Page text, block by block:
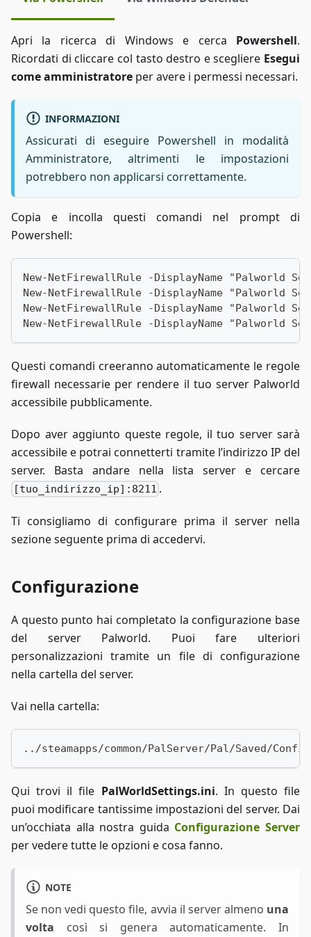
Apri la ricerca di Windows e cerca Powershell.
Ricordati di cliccare col tasto destro e scegliere Esegui
come amministratore per avere i permessi necessari.
INFORMAZIONI
Assicurati di eseguire Powershell in modalità
Amministratore, altrimenti le impostazioni
potrebbero non applicarsi correttamente.
Copia e incolla questi comandi nel prompt di
Powershell:
New-NetFirewallRule -DisplayName "Palworld
New-NetFirewallRule -DisplayName "Palworld
New-NetFirewallRule -DisplayName "Palworld
New-NetFirewallRule -DisplayName "Palworld
Questi comandi creeranno automaticamente le regole
firewall necessarie per rendere il tuo server Palworld
accessibile pubblicamente.
Dopo aver aggiunto queste regole, il tuo server sarà
accessibile e potrai connetterti tramite l’indirizzo IP del
server. Basta andare nella lista server e cercare
[tuo_indirizzo_ip]:8211 .
Ti consigliamo di configurare prima il server nella
sezione seguente prima di accedervi.
Configurazione
A questo punto hai completato la configurazione base
del server Palworld. Puoi fare ulteriori
personalizzazioni tramite un file di configurazione
nella cartella del server.
Vai nella cartella:
../steamapps/common/PalServer/Pal/Saved/
Qui trovi il file PalWorldSettings.ini. In questo file
puoi modificare tantissime impostazioni del server. Dai
un’occhiata alla nostra guida Configurazione Server
per vedere tutte le opzioni e cosa fanno.
NOTE
Se non vedi questo file, avvia il server almeno una
volta così si genera automaticamente. In